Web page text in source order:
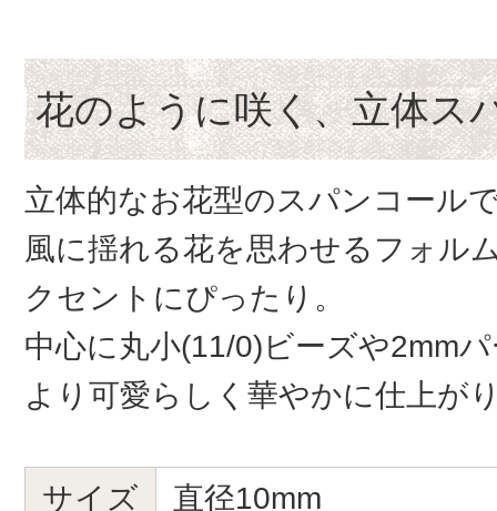
花のように咲く、立体ス
立体的なお花型のスパンコール
風に揺れる花を思わせるフォル
クセントにぴったり。
中心に丸小(11/0)ビーズや2mm
より可愛らしく華やかに仕上が
サイズ 直径10mm